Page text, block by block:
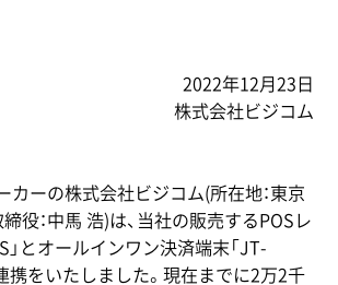
2022年12月23日
株式会社ビジコム
カーの株式会社ビジコム(所在地：東京
役：中馬 浩)は、当社の販売するPOSレ
」とオールインワン決済端末「JT-
携をいたしました。現在までに2万2千